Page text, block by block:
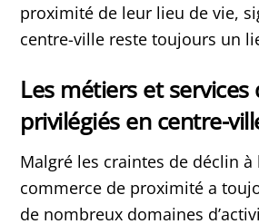
proximité de leur lieu de vie,
centre-ville reste toujours un
Les métiers et services
privilégiés en centre-
Malgré les craintes de déclin
commerce de proximité a
de nombreux domaines